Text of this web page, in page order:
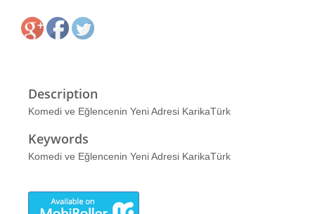
Description
Komedi ve Eğlencenin Yeni Adresi KarikaTürk
Keywords
Komedi ve Eğlencenin Yeni Adresi KarikaTürk